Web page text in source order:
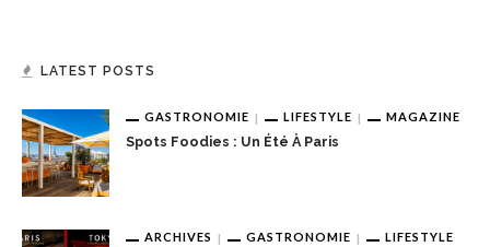
LATEST POSTS
GASTRONOMIE LIFESTYLE MAGAZINE
Spots Foodies : Un Été À Paris
ARCHIVES GASTRONOMIE LIFESTYLE